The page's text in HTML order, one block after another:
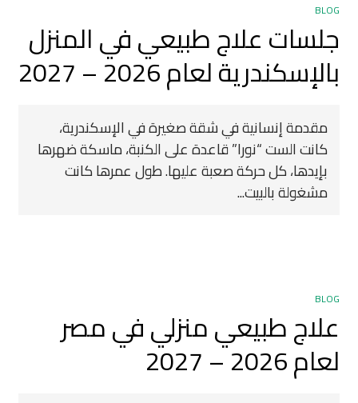
BLOG
جلسات علاج طبيعي في المنزل
بالإسكندرية لعام 2026 – 2027
مقدمة إنسانية في شقة صغيرة في الإسكندرية،
كانت الست “نورا” قاعدة على الكنبة، ماسكة ضهرها
بإيدها، كل حركة صعبة عليها. طول عمرها كانت
مشغولة بالبيت...
BLOG
علاج طبيعي منزلي في مصر
لعام 2026 – 2027